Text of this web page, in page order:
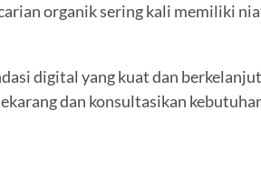
organik sering kali memiliki
digital yang kuat dan
dan konsultasikan